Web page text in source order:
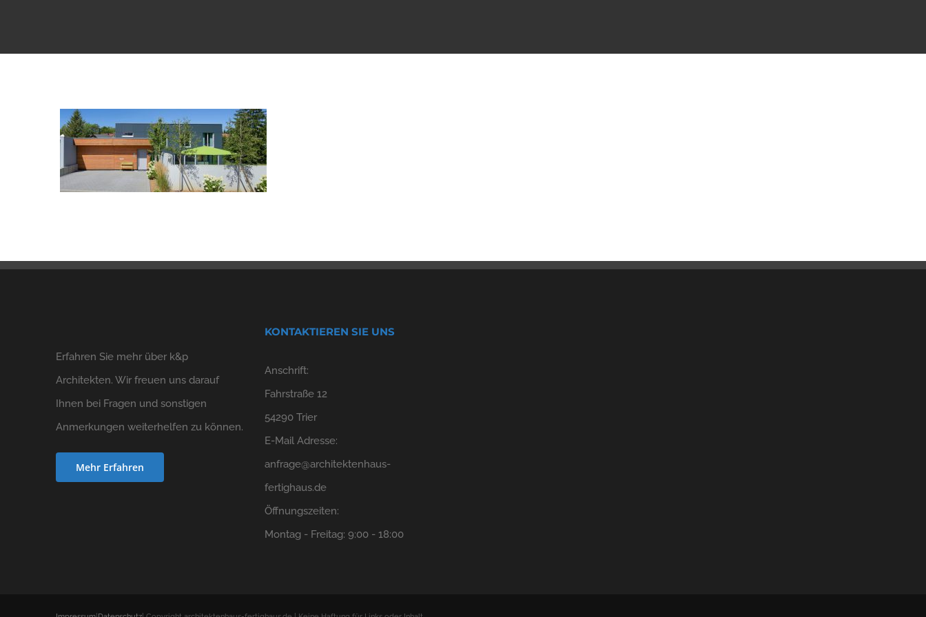
Erfahren Sie mehr über k&p
Architekten. Wir freuen uns darauf
Ihnen bei Fragen und sonstigen
Anmerkungen weiterhelfen zu können.
Mehr Erfahren
KONTAKTIEREN SIE UNS
Anschrift:
Fahrstraße 12
54290 Trier
E-Mail Adresse:
anfrage@architektenhaus-
fertighaus.de
Öffnungszeiten:
Montag - Freitag: 9:00 - 18:00